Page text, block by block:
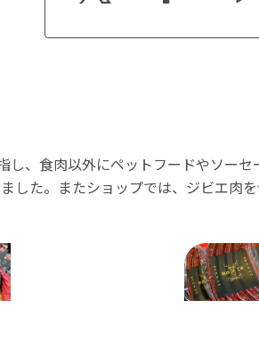
、食肉以外にペットフードやソー
した。またショップでは、ジビエ肉